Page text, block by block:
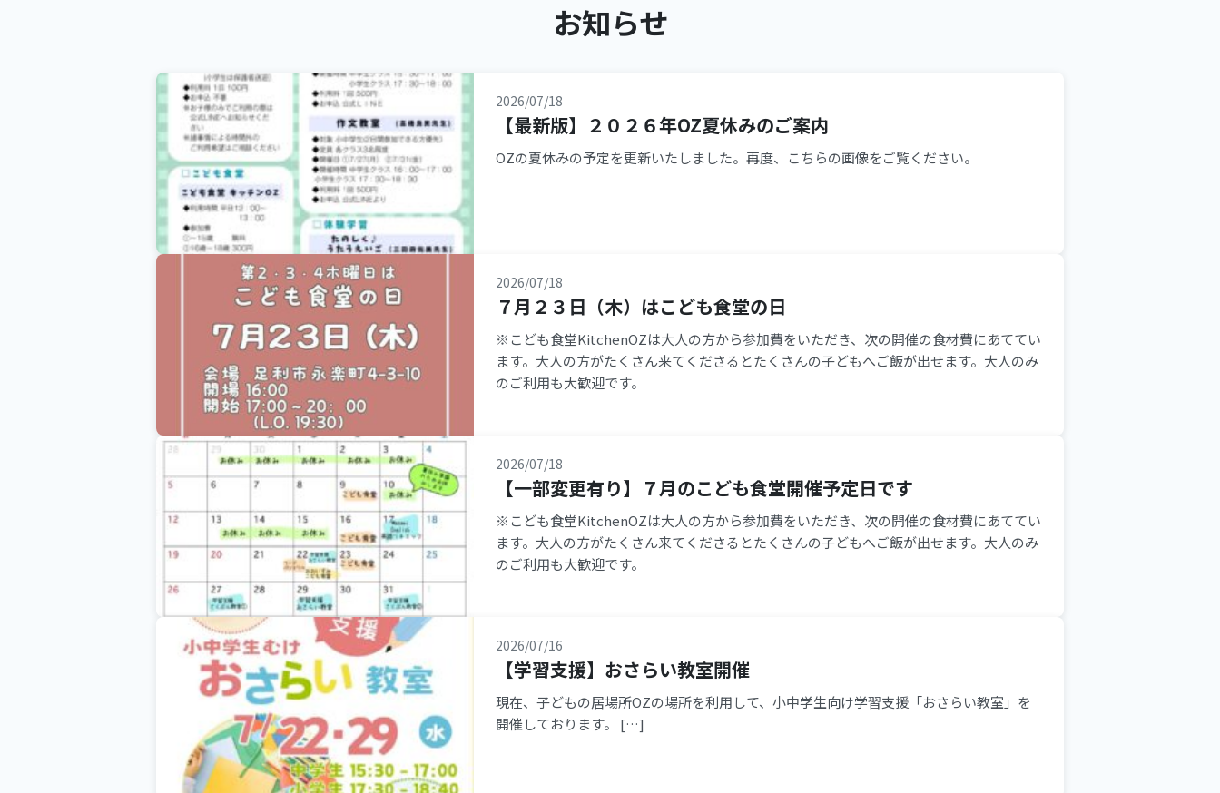
お知らせ
2026/07/18
【最新版】２０２６年OZ夏休みのご案内
OZの夏休みの予定を更新いたしました。再度、こちらの画像をご覧ください。
2026/07/18
７月２３日（木）はこども食堂の日
※こども食堂KitchenOZは大人の方から参加費をいただき、次の開催の食材費にあててい
ます。大人の方がたくさん来てくださるとたくさんの子どもへご飯が出せます。大人のみ
のご利用も大歓迎です。
2026/07/18
【一部変更有り】７月のこども食堂開催予定日です
※こども食堂KitchenOZは大人の方から参加費をいただき、次の開催の食材費にあててい
ます。大人の方がたくさん来てくださるとたくさんの子どもへご飯が出せます。大人のみ
のご利用も大歓迎です。
2026/07/16
【学習支援】おさらい教室開催
現在、子どもの居場所OZの場所を利用して、小中学生向け学習支援「おさらい教室」を
開催しております。 […]